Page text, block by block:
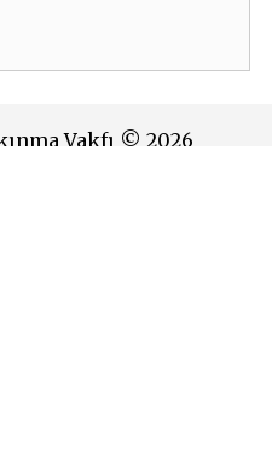
Vakfı © 2026